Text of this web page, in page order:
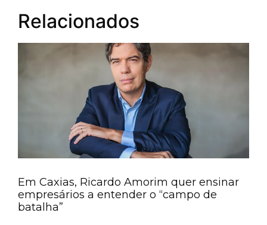
Relacionados
Em Caxias, Ricardo Amorim quer ensinar
empresários a entender o “campo de
batalha”